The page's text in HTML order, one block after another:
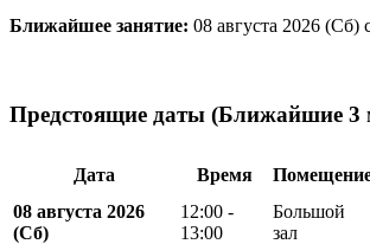
Ближайшее занятие: 08 августа 2026 (Сб)
Предстоящие даты (Ближайшие 3
Дата Время
08 августа 2026
(Сб)
12:00 -
13:00
Большой
зал